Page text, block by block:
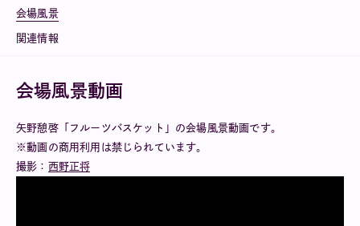
会場風景
関連情報
会場風景動画
矢野憩啓「フルーツバスケット」の会場風景動画です。
※動画の商用利用は禁じられています。
撮影： 西野正将